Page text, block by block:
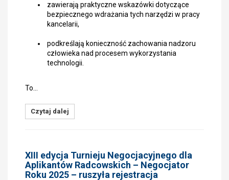
zawierają praktyczne wskazówki dotyczące
bezpiecznego wdrażania tych narzędzi w pracy
kancelarii,
podkreślają konieczność zachowania nadzoru
człowieka nad procesem wykorzystania
technologii.
To…
Czytaj dalej
XIII edycja Turnieju Negocjacyjnego dla
Aplikantów Radcowskich – Negocjator
Roku 2025 – ruszyła rejestracja